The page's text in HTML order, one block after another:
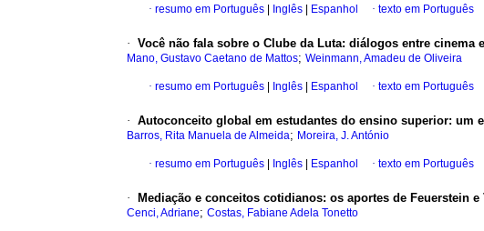
· resumo em Português Inglês Espanhol · texto em Português
· Você não fala sobre o Clube da Luta: diálogos entre cinema
Mano, Gustavo Caetano de Mattos; Weinmann, Amadeu de Oliveira
· resumo em Português Inglês Espanhol · texto em Português
· Autoconceito global em estudantes do ensino superior: um
Barros, Rita Manuela de Almeida; Moreira, J. António
· resumo em Português Inglês Espanhol · texto em Português
· Mediação e conceitos cotidianos: os aportes de Feuerstein
Cenci, Adriane; Costas, Fabiane Adela Tonetto